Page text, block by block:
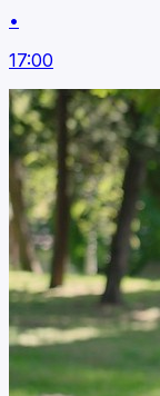
•
17:00